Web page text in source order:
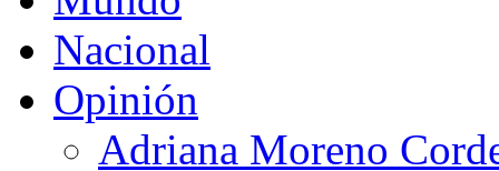
Nacional
Opinión
Adriana Moreno